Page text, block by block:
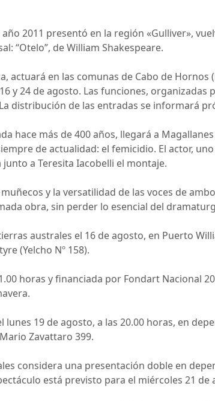
2011 presentó en la región «Gulliver»,
“Otelo”, de William Shakespeare.
actuará en las comunas de Cabo de
y 24 de agosto. Las funciones, organizadas
distribución de las entradas se informará
hace más de 400 años, llegará a
de actualidad: el femicidio. El actor,
a Teresita Iacobelli el montaje.
y la versatilidad de las voces de
obra, sin perder lo esencial del
australes el 16 de agosto, en Puerto
(Yelcho Nº 158).
horas y financiada por Fondart Nacional
19 de agosto, a las 20.00 horas, en
Zavattaro 399.
considera una presentación doble en
está previsto para el miércoles 21 de